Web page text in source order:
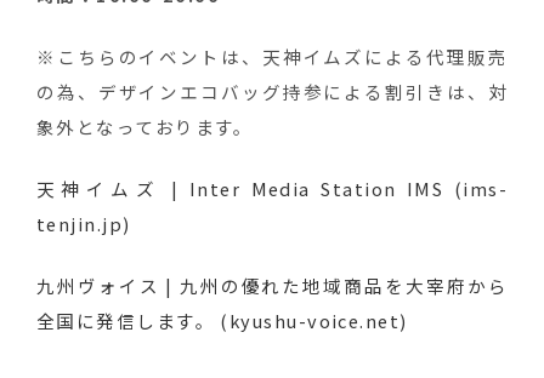
※こちらのイベントは、天神イムズによる代理販売
の為、デザインエコバッグ持参による割引きは、対
象外となっております。
天神イムズ | Inter Media Station IMS (ims-
tenjin.jp)
九州ヴォイス | 九州の優れた地域商品を大宰府から
全国に発信します。 (kyushu-voice.net)